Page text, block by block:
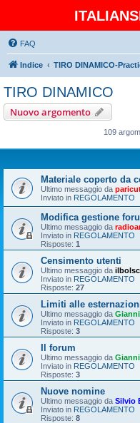
FAQ
Indice TIRO DINAMICO-
TIRO DINAMICO
Nuovo argomento
109
Materiale coperto da
Ultimo messaggio da
Inviato in REGOLAMENTO
Modifica gestione
Ultimo messaggio da
Inviato in REGOLAMENTO
Risposte: 1
Censimento utenti
Ultimo messaggio da
Inviato in REGOLAMENTO
Risposte: 27
Limiti alle
Ultimo messaggio da
Inviato in REGOLAMENTO
Risposte: 3
Il forum
Ultimo messaggio da
Inviato in REGOLAMENTO
Risposte: 3
Nuove nomine
Ultimo messaggio da Silvio
Inviato in REGOLAMENTO
Risposte: 8